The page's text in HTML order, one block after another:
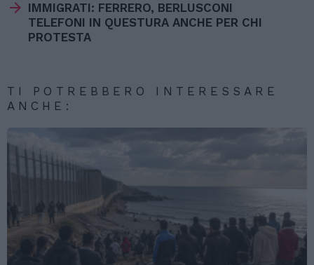
IMMIGRATI: FERRERO, BERLUSCONI
TELEFONI IN QUESTURA ANCHE PER CHI
PROTESTA
TI POTREBBERO INTERESSARE
ANCHE: